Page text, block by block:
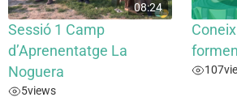
08:24
Sessió 1 Camp
d’Aprenentatge La
Noguera
5views
107